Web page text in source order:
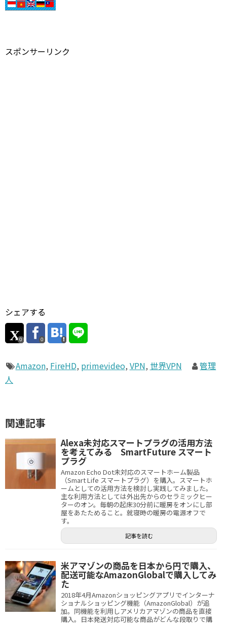
スポンサーリンク
シェアする
0 0
Amazon, FireHD, primevideo, VPN, 世界VPN
管理
人
関連記事
Alexa未対応スマートプラグの活用方法
を考えてみる SmartFuture スマート
プラグ
Amazon Echo Dot未対応のスマートホーム製品
（Smart Life スマートプラグ）を購入。スマートホ
ームとしての活用方法を検討し実践してみました。
主な利用方法としては外出先からのセラミックヒー
ターのオン。毎朝の起床30分前に暖房をオンにし部
屋をあたためること。就寝時の暖房の電源オフで
す。
記事を読む
米アマゾンの商品を日本から円で購入、
配送可能なAmazonGlobalで購入してみ
た
2018年4月Amazonショッピングアプリでインターナ
ショナルショッピング機能（AmazonGlobal）が追
加。同機能を利用しアメリカアマゾンの商品を直接
購入。日本発送対応可能な商品がどんな段取りで購